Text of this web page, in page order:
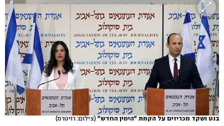
בנט ושקד מכריזים על הקמת "הימין החדש"(צילום: רויטרס)